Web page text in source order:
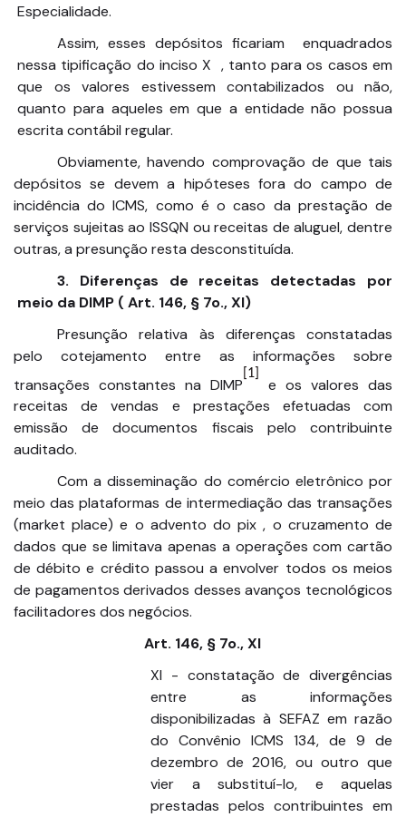
Especialidade.
Assim, esses depósitos ficariam enquadrados
nessa tipificação do inciso X , tanto para os casos em
que os valores estivessem contabilizados ou não,
quanto para aqueles em que a entidade não possua
escrita contábil regular.
Obviamente, havendo comprovação de que tais
depósitos se devem a hipóteses fora do campo de
incidência do ICMS, como é o caso da prestação de
serviços sujeitas ao ISSQN ou receitas de aluguel, dentre
outras, a presunção resta desconstituída.
3. Diferenças de receitas detectadas por
meio da DIMP ( Art. 146, § 7o., XI)
Presunção relativa às diferenças constatadas
pelo cotejamento entre as informações sobre
transações constantes na DIMP
[1]
e os valores das
receitas de vendas e prestações efetuadas com
emissão de documentos fiscais pelo contribuinte
auditado.
Com a disseminação do comércio eletrônico por
meio das plataformas de intermediação das transações
(market place) e o advento do pix , o cruzamento de
dados que se limitava apenas a operações com cartão
de débito e crédito passou a envolver todos os meios
de pagamentos derivados desses avanços tecnológicos
facilitadores dos negócios.
Art. 146, § 7o., XI
XI - constatação de divergências
entre as informações
disponibilizadas à SEFAZ em razão
do Convênio ICMS 134, de 9 de
dezembro de 2016, ou outro que
vier a substituí-lo, e aquelas
prestadas pelos contribuintes em